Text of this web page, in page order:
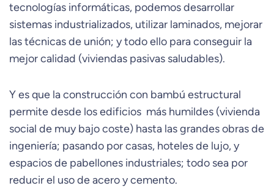
tecnologías informáticas, podemos desarrollar
sistemas industrializados, utilizar laminados, mejorar
las técnicas de unión; y todo ello para conseguir la
mejor calidad (viviendas pasivas saludables).
Y es que la construcción con bambú estructural
permite desde los edificios más humildes (vivienda
social de muy bajo coste) hasta las grandes obras de
ingeniería; pasando por casas, hoteles de lujo, y
espacios de pabellones industriales; todo sea por
reducir el uso de acero y cemento.